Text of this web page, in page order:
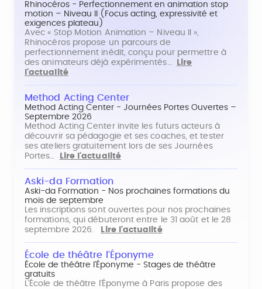
Rhinocéros - Perfectionnement en animation stop
motion – Niveau II (Focus acting, expressivité et
exigences plateau)
Avec « Stop Motion Animation – Niveau II »,
Rhinocéros propose un parcours de
perfectionnement inédit, conçu pour permettre à
des animateurs déjà expérimentés…
Lire
l'actualité
Method Acting Center
Method Acting Center - Journées Portes Ouvertes –
Septembre 2026
Method Acting Center invite les futurs acteurs à
découvrir sa pédagogie et ses coaches, et tester
ses ateliers gratuitement lors de ses Journées
Portes…
Lire l'actualité
Aski-da Formation
Aski-da Formation - Nos prochaines formations du
mois de septembre
Les inscriptions sont ouvertes pour nos prochaines
formations, qui débuteront entre le 31 août et le 28
septembre 2026.
Lire l'actualité
École de théâtre l'Éponyme
École de théâtre l'Éponyme - Stages de théâtre
gratuits
L'École de théâtre l'Éponyme à Paris propose des